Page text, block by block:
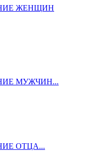
ЖЕНЩИН
МУЖЧИН...
ОТЦА...